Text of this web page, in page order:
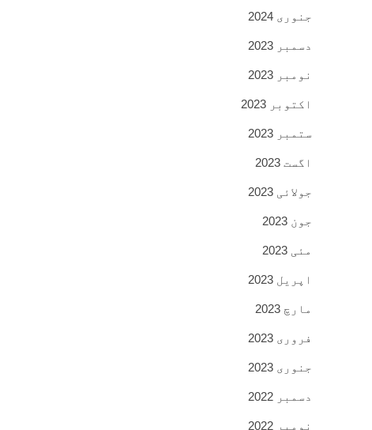
جنوری 2024
دسمبر 2023
نومبر 2023
اکتوبر 2023
ستمبر 2023
اگست 2023
جولائی 2023
جون 2023
مئی 2023
اپریل 2023
مارچ 2023
فروری 2023
جنوری 2023
دسمبر 2022
نومبر 2022